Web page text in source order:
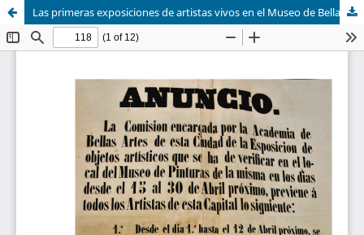
Las primeras exposiciones de artistas vivos en el Museo de Bellas Artes de Sevilla